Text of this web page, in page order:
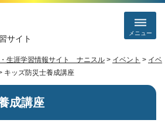
サイト
メニュー
生涯学習情報サイト ナニスル > イベント > イベ
キッズ防災士養成講座
成講座